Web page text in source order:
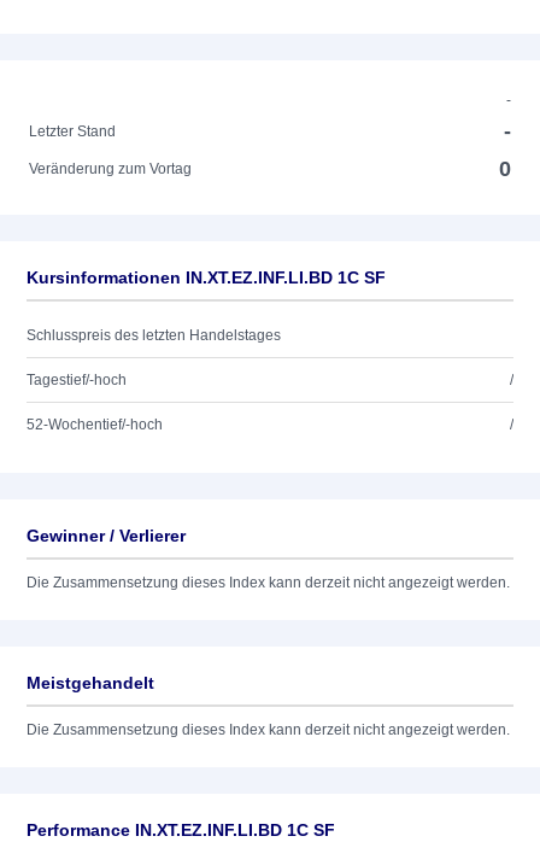
-
Letzter Stand
-
Veränderung zum Vortag 0
Kursinformationen IN.XT.EZ.INF.LI.BD 1C SF
Schlusspreis des letzten Handelstages
Tagestief/-hoch /
52-Wochentief/-hoch /
Gewinner / Verlierer
Die Zusammensetzung dieses Index kann derzeit nicht angezeigt werden.
Meistgehandelt
Die Zusammensetzung dieses Index kann derzeit nicht angezeigt werden.
Performance IN.XT.EZ.INF.LI.BD 1C SF